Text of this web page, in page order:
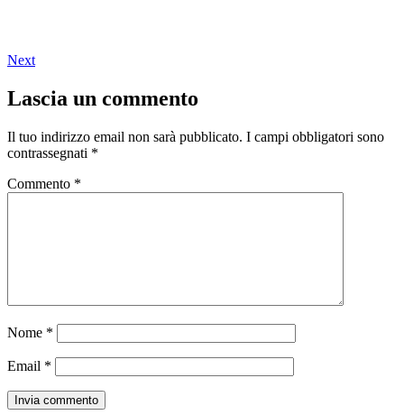
Next
Lascia un commento
Il tuo indirizzo email non sarà pubblicato. I campi obbligatori sono
contrassegnati *
Commento *
Nome *
Email *